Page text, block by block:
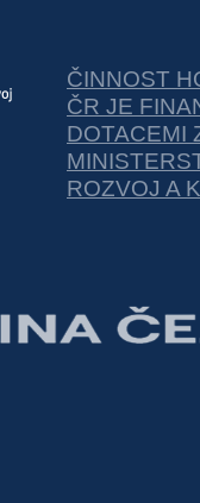
ČINNOST
ČR JE
DOTACEMI
ROZVOJ A